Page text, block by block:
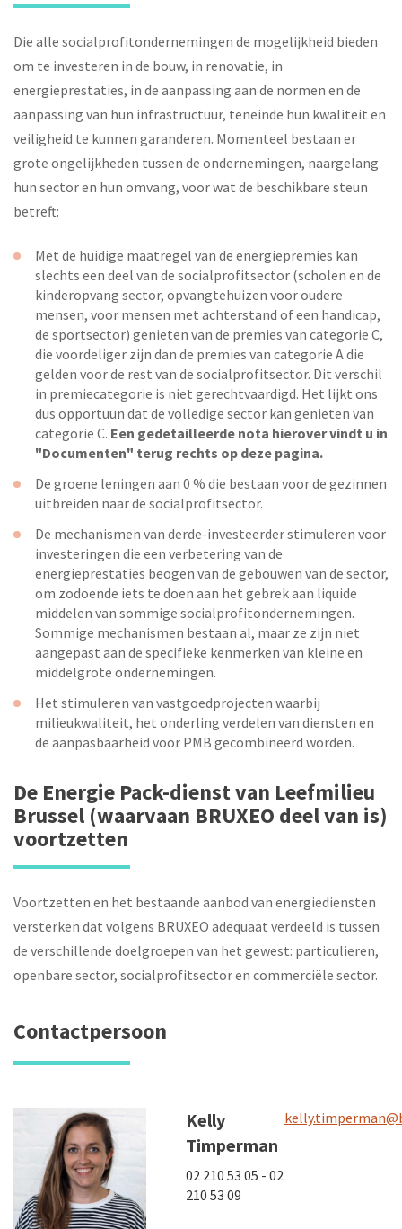
Die alle socialprofitondernemingen de mogelijkheid bieden
om te investeren in de bouw, in renovatie, in
energieprestaties, in de aanpassing aan de normen en de
aanpassing van hun infrastructuur, teneinde hun kwaliteit en
veiligheid te kunnen garanderen. Momenteel bestaan er
grote ongelijkheden tussen de ondernemingen, naargelang
hun sector en hun omvang, voor wat de beschikbare steun
betreft:
Met de huidige maatregel van de energiepremies kan
slechts een deel van de socialprofitsector (scholen en de
kinderopvang sector, opvangtehuizen voor oudere
mensen, voor mensen met achterstand of een handicap,
de sportsector) genieten van de premies van categorie C,
die voordeliger zijn dan de premies van categorie A die
gelden voor de rest van de socialprofitsector. Dit verschil
in premiecategorie is niet gerechtvaardigd. Het lijkt ons
dus opportuun dat de volledige sector kan genieten van
categorie C. Een gedetailleerde nota hierover vindt u in
"Documenten" terug rechts op deze pagina.
De groene leningen aan 0 % die bestaan voor de gezinnen
uitbreiden naar de socialprofitsector.
De mechanismen van derde-investeerder stimuleren voor
investeringen die een verbetering van de
energieprestaties beogen van de gebouwen van de sector,
om zodoende iets te doen aan het gebrek aan liquide
middelen van sommige socialprofitondernemingen.
Sommige mechanismen bestaan al, maar ze zijn niet
aangepast aan de specifieke kenmerken van kleine en
middelgrote ondernemingen.
Het stimuleren van vastgoedprojecten waarbij
milieukwaliteit, het onderling verdelen van diensten en
de aanpasbaarheid voor PMB gecombineerd worden.
De Energie Pack-dienst van Leefmilieu
Brussel (waarvaan BRUXEO deel van is)
voortzetten
Voortzetten en het bestaande aanbod van energiediensten
versterken dat volgens BRUXEO adequaat verdeeld is tussen
de verschillende doelgroepen van het gewest: particulieren,
openbare sector, socialprofitsector en commerciële sector.
Contactpersoon
Kelly
Timperman
02 210 53 05 - 02
210 53 09